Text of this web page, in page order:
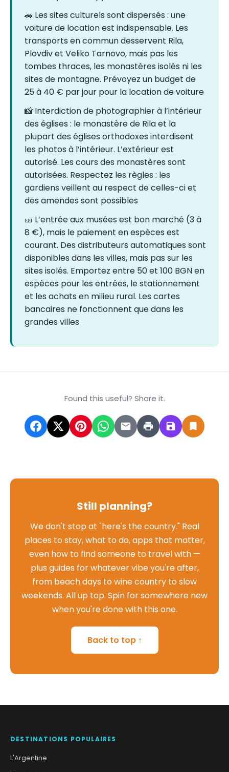
🚗 Les sites culturels sont dispersés : une
voiture de location est indispensable. Les
transports en commun desservent Rila,
Plovdiv et Veliko Tarnovo, mais pas les
tombes thraces, les monastères isolés ni les
sites de montagne. Prévoyez un budget de
25 à 40 € par jour pour la location de voiture
📸 Interdiction de photographier à l’intérieur
des églises : le monastère de Rila et la
plupart des églises orthodoxes interdisent
les photos à l’intérieur. L’extérieur est
autorisé. Les cours des monastères sont
autorisées. Respectez les règles : les
gardiens veillent au respect de celles-ci et
des amendes sont possibles
🎫 L’entrée aux musées est bon marché (3 à
8 €), mais le paiement en espèces est
courant. Des distributeurs automatiques sont
disponibles dans les villes, mais pas sur les
sites isolés. Emportez entre 50 et 100 BGN en
espèces pour les entrées, le stationnement
et les achats en milieu rural. Les cartes
bancaires ne fonctionnent que dans les
grandes villes
Found this useful? Share it.
Still planning?
We don't stop at "here's the country." Real
places to stay, what to do, apps that matter,
even how to find someone to travel with —
plus guides for whatever vibe you're after,
from beach days to wine country to slow
weekends. All up top. Spin for somewhere new
when you're done with this one.
Back to top ↑
DESTINATIONS POPULAIRES
L'Argentine